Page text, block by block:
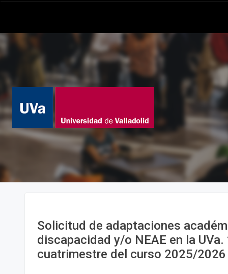
Solicitud de adaptaciones
discapacidad y/o NEAE en la UVa.
cuatrimestre del curso 2025/2026